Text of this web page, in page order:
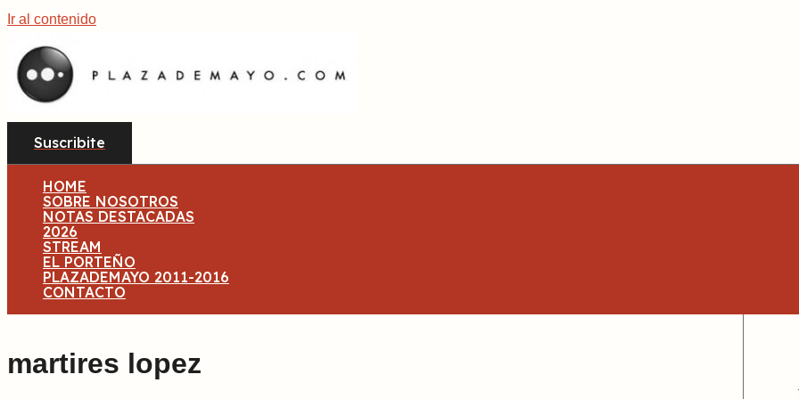
Ir al contenido
Suscribite
HOME
SOBRE NOSOTROS
NOTAS DESTACADAS
2026
STREAM
EL PORTEÑO
PLAZADEMAYO 2011-2016
CONTACTO
martires lopez